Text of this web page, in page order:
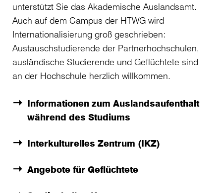
unterstützt Sie das Akademische Auslandsamt.
Auch auf dem Campus der HTWG wird
Internationalisierung groß geschrieben:
Austauschstudierende der Partnerhochschulen,
ausländische Studierende und Geflüchtete sind
an der Hochschule herzlich willkommen.
Informationen zum Auslandsaufenthalt
während des Studiums
Interkulturelles Zentrum (IKZ)
Angebote für Geflüchtete